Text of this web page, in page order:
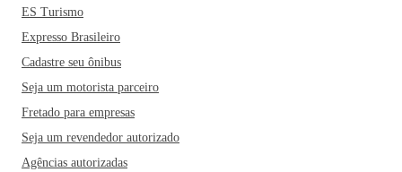
ES Turismo
Expresso Brasileiro
Cadastre seu ônibus
Seja um motorista parceiro
Fretado para empresas
Seja um revendedor autorizado
Agências autorizadas